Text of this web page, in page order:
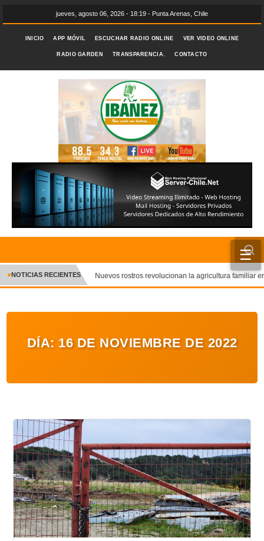
jueves, agosto 06, 2026 - 18:19 - Punta Arenas, Chile
INICIO APP MÓVIL ESCUCHAR RADIO ONLINE VER VIDEO ONLINE
RADIO GARDEN TRANSPARENCIA. CONTACTO
☰
INICIO
CRÓNICA
ENTRETENIMIENTO Y CULTURA
AUDIOS
VIDEOS
GALERIA DE FOTOS
APP MÓVIL
NOTICIAS RECIENTES Nuevos rostros revolucionan la agricultura familiar
DÍA: 16 DE NOVIEMBRE DE 2022